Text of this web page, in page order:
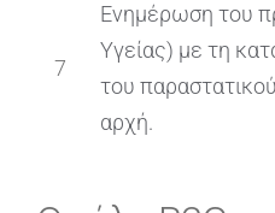
7
Ενημέρωση του
Υγείας) με τη
του
αρχή.